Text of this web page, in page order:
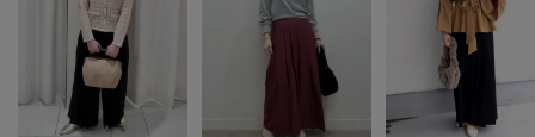
が異なる場合もございます。
モデル情報：身長165cm B77 W57 H79 着用サイズ：38（M）